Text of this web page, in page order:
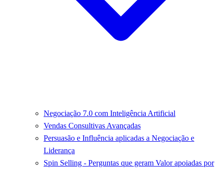
Negociação 7.0 com Inteligência Artificial
Vendas Consultivas Avançadas
Persuasão e Influência aplicadas a Negociação e
Liderança
Spin Selling - Perguntas que geram Valor apoiadas por